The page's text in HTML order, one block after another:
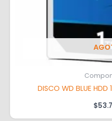
DISCO WD BLUE
$